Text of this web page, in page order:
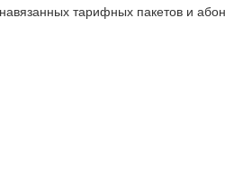
тарифных пакетов и